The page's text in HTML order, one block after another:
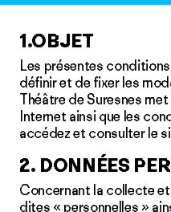
1.OBJET
Les présentes
définir et de fixer les
Théâtre de Suresnes
Internet ainsi que les
accédez et consulter le
2. DONNÉES
Concernant la collecte
dites « personnelles »